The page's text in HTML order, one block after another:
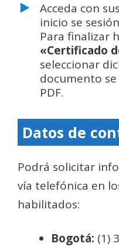
Acceda con
inicio se
Para finalizar
«Certificado
seleccionar
documento
PDF.
Datos de
Podrá solicitar
vía telefónica en
habilitados:
Bogotá: (1)